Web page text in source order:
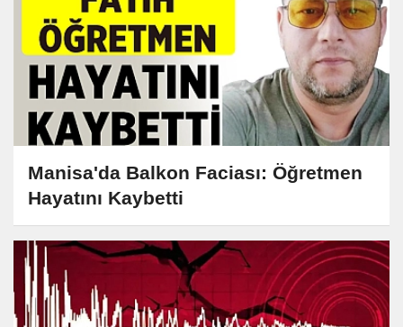
Manisa'da Balkon Faciası: Öğretmen
Hayatını Kaybetti